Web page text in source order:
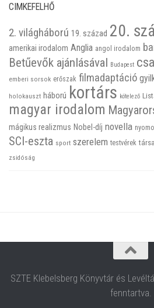
CIMKEFELHŐ
2. világháború 19. század 20.
amerikai irodalom Anglia angol irodalom
Betűevők ajánlásával Budapest
emberi sorsok erőszak filmadaptáció
holokauszt háború kortárs kötelező
magyar irodalom
mágikus realizmus Nobel-díj novella
SCI-eszta sport szerelem testvérek
zsidóság
SZTE Klebelsberg Könyvtár és
fenntartva.